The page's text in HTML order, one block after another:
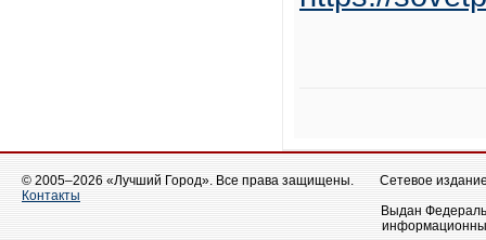
© 2005–2026 «Лучший Город». Все права защищены.
Контакты
Сетевое
Выдан